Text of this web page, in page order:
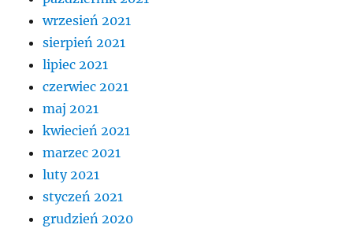
wrzesień 2021
sierpień 2021
lipiec 2021
czerwiec 2021
maj 2021
kwiecień 2021
marzec 2021
luty 2021
styczeń 2021
grudzień 2020